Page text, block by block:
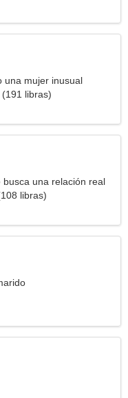
una mujer inusual
libras)
busca una relación real
libras)